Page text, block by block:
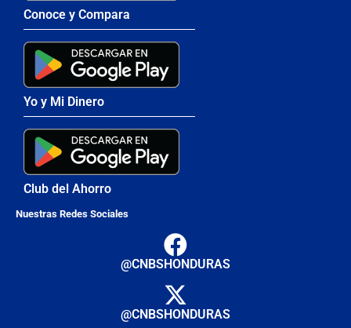
Conoce y Compara
Yo y Mi Dinero
Club del Ahorro
Nuestras Redes Sociales
@CNBSHONDURAS
@CNBSHONDURAS